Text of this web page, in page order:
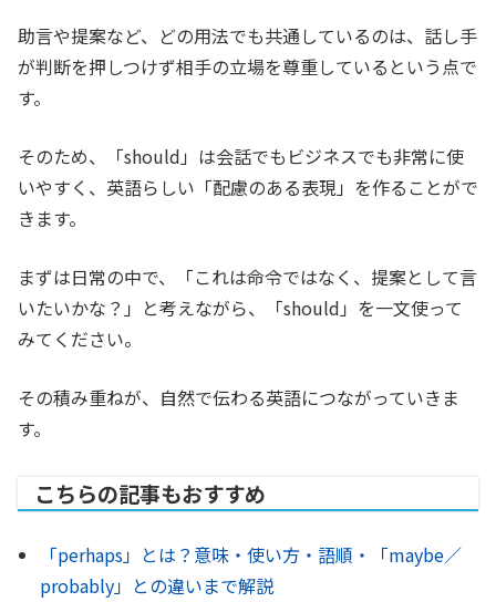
助言や提案など、どの用法でも共通しているのは、話し手
が判断を押しつけず相手の立場を尊重しているという点で
す。
そのため、「should」は会話でもビジネスでも非常に使
いやすく、英語らしい「配慮のある表現」を作ることがで
きます。
まずは日常の中で、「これは命令ではなく、提案として言
いたいかな？」と考えながら、「should」を一文使って
みてください。
その積み重ねが、自然で伝わる英語につながっていきま
す。
こちらの記事もおすすめ
「perhaps」とは？意味・使い方・語順・「maybe／
probably」との違いまで解説